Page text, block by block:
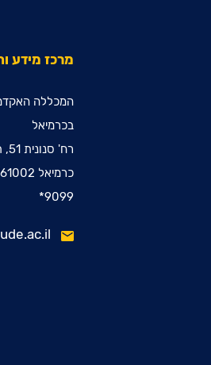
מרכז מידע
המכללה
בכרמיאל
רח' סנונית 51, ת.ד. 78
כרמיאל 2161002
9099*